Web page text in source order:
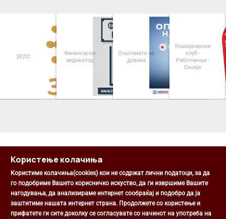
ЗЕЛС
Финансиски
индикатор
Општината на
дланка
Кошаркарски
клуб -
Работнички -
Скопје
Општина Центар
Михаил Цоков бр. 1, Скопје
Користење колачиња
Користиме колачиња(cookies) кои не содржат лични податоци, за да
го подобриме Вашето корисничко искуство, да ги извршиме Вашите
нагодувања, да анализираме интернет сообраќај и подобро да ја
заштитиме нашата интернет страна. Продолжете со користење и
прифатете ги сите доколку се согласувате со начинот на употреба на